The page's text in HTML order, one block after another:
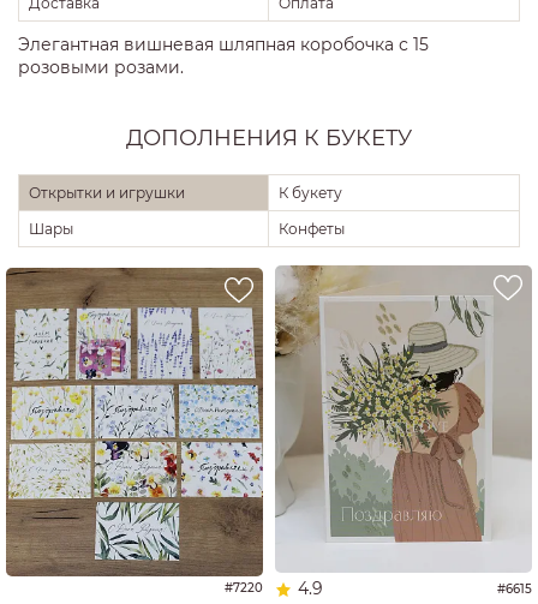
Элегантная вишневая шляпная коробочка с 15
розовыми розами.
ДОПОЛНЕНИЯ К БУКЕТУ
Открытки и игрушки
К букету
Шары
Конфеты
#7220 4.9 #6615